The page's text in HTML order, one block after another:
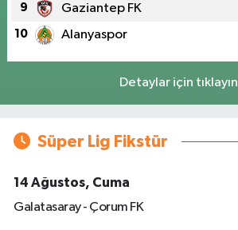
9 Gaziantep FK
10 Alanyaspor
Detaylar için tıklayın
Süper Lig Fikstür
14 Ağustos, Cuma
Galatasaray - Çorum FK